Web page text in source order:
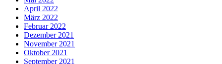
April 2022
März 2022
Februar 2022
Dezember 2021
November 2021
Oktober 2021
September 2021